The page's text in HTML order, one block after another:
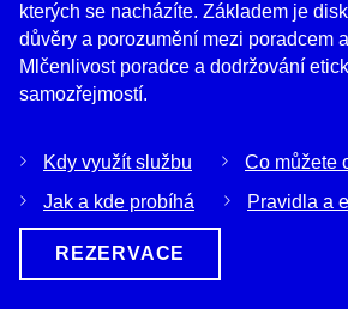
kterých se nacházíte. Základem je
důvěry a porozumění mezi poradcem
Mlčenlivost poradce a dodržování
samozřejmostí.
Kdy využít službu
Co můžete
Jak a kde probíhá
Pravidla a
REZERVACE